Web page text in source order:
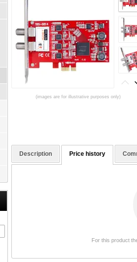
(images are for illustrative purposes only)
Description Price history
For this product